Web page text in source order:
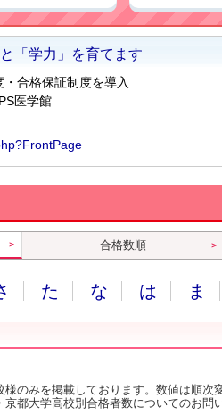
合格数順
た な は ま
のみを掲載しております。数値は順次
都大学高校別合格者数についてのお問